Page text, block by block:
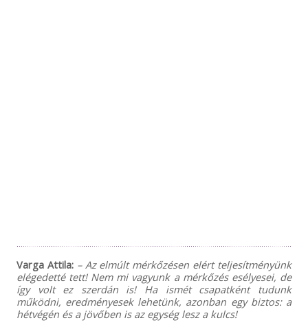
Varga Attila: – Az elmúlt mérkőzésen elért teljesítményünk
elégedetté tett! Nem mi vagyunk a mérkőzés esélyesei, de
így volt ez szerdán is! Ha ismét csapatként tudunk
működni, eredményesek lehetünk, azonban egy biztos: a
hétvégén és a jövőben is az egység lesz a kulcs!